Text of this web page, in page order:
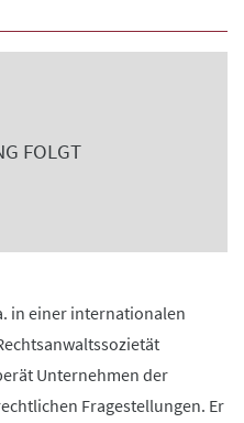
FOLGT
in einer internationalen
Unternehmen der
Fragestellungen. Er